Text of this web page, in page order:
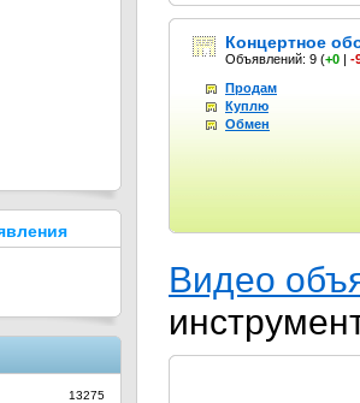
Концертное
Объявлений: 9 (+0 | -
Продам
Куплю
Обмен
Видео
13275